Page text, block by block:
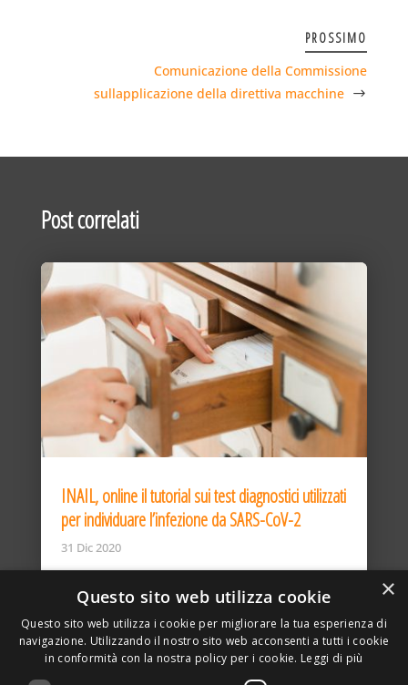
PROSSIMO
Comunicazione della Commissione
sullapplicazione della direttiva macchine
Post correlati
INAIL, online il tutorial sui test diagnostici utilizzati
per individuare l’infezione da SARS-CoV-2
31 Dic 2020
×
Questo sito web utilizza cookie
Questo sito web utilizza i cookie per migliorare la tua esperienza di
navigazione. Utilizzando il nostro sito web acconsenti a tutti i cookie
in conformità con la nostra policy per i cookie. Leggi di più